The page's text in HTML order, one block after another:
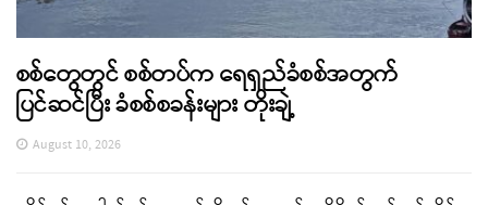
စစ်တွေတွင် စစ်တပ်က ရေရှည်ခံစစ်အတွက်
ပြင်ဆင်ပြီး ခံစစ်စခန်းများ တိုးချဲ့
August 10, 2026